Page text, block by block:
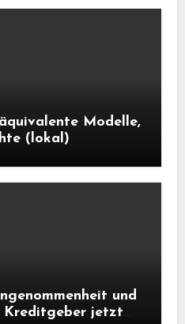
Modelle,
(lokal)
und
Kreditgeber jetzt